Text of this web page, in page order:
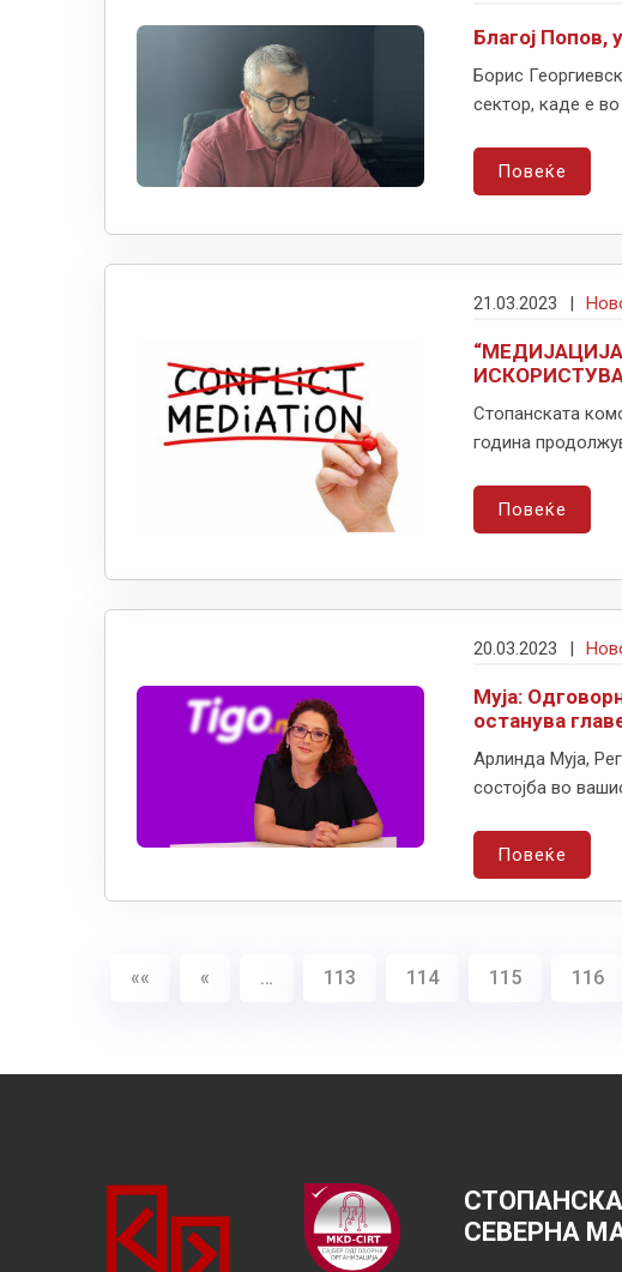
Благој
Борис
сектор, каде е
Повеќе
21.03.2023 |
Стопанската
година
Повеќе
20.03.2023 |
Муја:
останува
Арлинда Муја,
состојба во
Повеќе
«« « … 113 114 115 116
СЕВЕРНА